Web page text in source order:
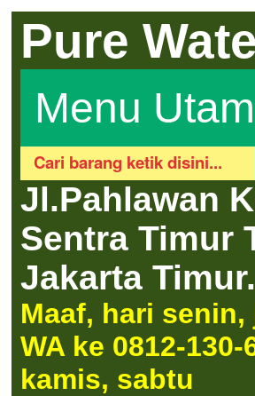
Pure
Menu
Jl.Pahlawan
Sentra Timur
Jakarta Timur.
Maaf, hari
WA ke 0812-
kamis, sabtu